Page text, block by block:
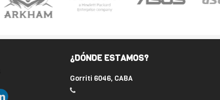
¿DÓNDE ESTAMOS?
Gorriti 6046, CABA